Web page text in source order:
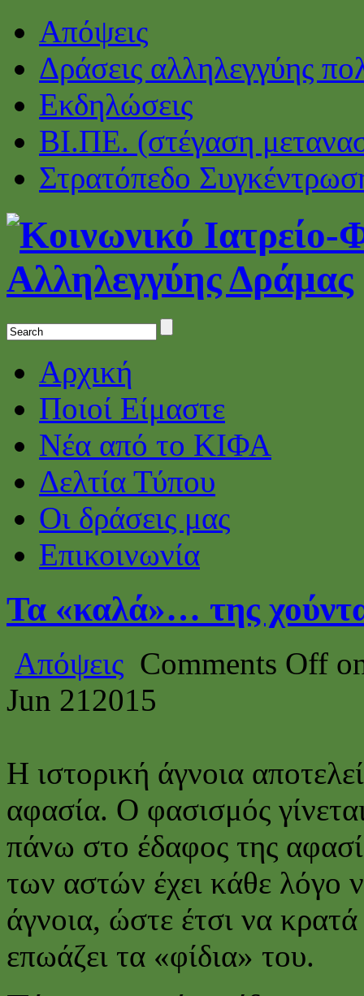
Απόψεις
Δράσεις αλληλεγγύης
Εκδηλώσεις
ΒΙ.ΠΕ. (στέγαση
Στρατόπεδο
Αρχική
Ποιοί Είμαστε
Νέα από το ΚΙΦΑ
Δελτία Τύπου
Οι δράσεις μας
Επικοινωνία
Τα «καλά»… της
Απόψεις Comments Off
Jun 212015
Η ιστορική άγνοια
αφασία. Ο φασισμός
πάνω στο έδαφος της
των αστών έχει κάθε λόγο
άγνοια, ώστε έτσι να
επωάζει τα «φίδια» του.